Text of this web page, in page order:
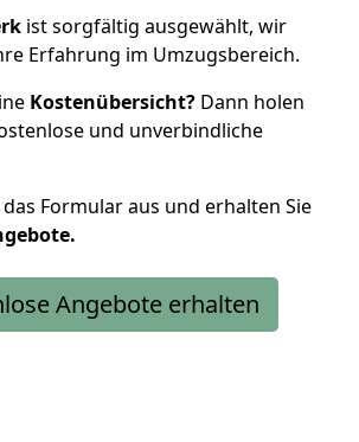
ist sorgfältig ausgewählt, wir
Erfahrung im Umzugsbereich.
Kostenübersicht? Dann holen
und unverbindliche
das Formular aus und erhalten Sie
Angebote erhalten